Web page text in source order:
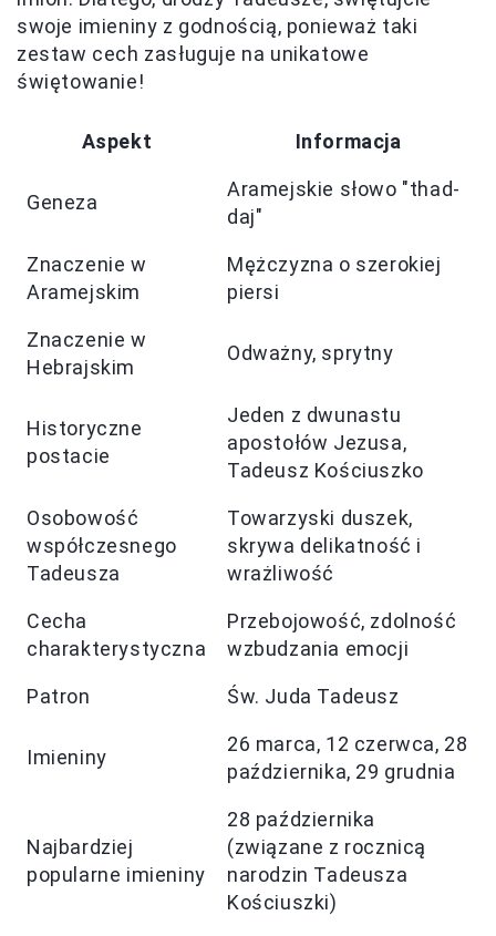
swoje imieniny z godnością, ponieważ taki
zestaw cech zasługuje na unikatowe
świętowanie!
Aspekt Informacja
Geneza
Aramejskie słowo "thad-
daj"
Znaczenie w
Aramejskim
Mężczyzna o szerokiej
piersi
Znaczenie w
Hebrajskim
Odważny, sprytny
Historyczne
postacie
Jeden z dwunastu
apostołów Jezusa,
Tadeusz Kościuszko
Osobowość
współczesnego
Tadeusza
Towarzyski duszek,
skrywa delikatność i
wrażliwość
Cecha
charakterystyczna
Przebojowość, zdolność
wzbudzania emocji
Patron Św. Juda Tadeusz
Imieniny
26 marca, 12 czerwca, 28
października, 29 grudnia
Najbardziej
popularne imieniny
28 października
(związane z rocznicą
narodzin Tadeusza
Kościuszki)